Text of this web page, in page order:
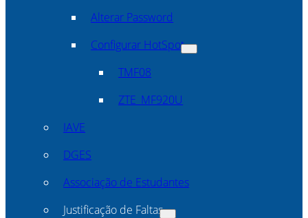
Alterar Password
Configurar HotSpot
TMF08
ZTE_MF920U
IAVE
DGES
Associação de Estudantes
Justificação de Faltas